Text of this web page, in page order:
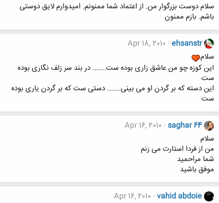
سلام دوست بزرگوار من. از اعتماد شما ممنونم. امیدوارم لایق دوستی
باشم. بازم ممنون
ehsanstr
Apr 18, 2010
سلام
این کوزه چو من عاشق زاری بوده ست....... در بند سر زلف نگاری بوده
ست
این دسته که بر گردن او می بینی....... دستی ست که بر گردن یاری بوده
ست
saghar 64
Apr 16, 2010
سلام
من از فردا استارت می زنم
شما مراحمید
موفق باشید
vahid abdoie
Apr 16, 2010